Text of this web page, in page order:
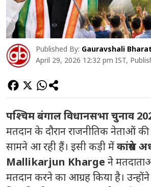
Published By: Gauravshali
April 29, 2026 12:32 pm IST,
पश्चिम बंगाल विधानसभा चुनाव
मतदान के दौरान राजनीतिक नेताओं
सामने आ रही हैं। इसी कड़ी मेंकांग्रेस
Mallikarjun Kharge ने
मतदान करने का आग्रह किया है।